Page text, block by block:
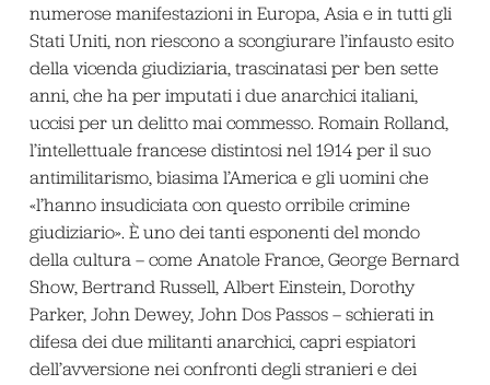
numerose manifestazioni in Europa, Asia e in tutti gli
Stati Uniti, non riescono a scongiurare l’infausto esito
della vicenda giudiziaria, trascinatasi per ben sette
anni, che ha per imputati i due anarchici italiani,
uccisi per un delitto mai commesso. Romain Rolland,
l’intellettuale francese distintosi nel 1914 per il suo
antimilitarismo, biasima l’America e gli uomini che
«l’hanno insudiciata con questo orribile crimine
giudiziario». È uno dei tanti esponenti del mondo
della cultura – come Anatole France, George Bernard
Show, Bertrand Russell, Albert Einstein, Dorothy
Parker, John Dewey, John Dos Passos – schierati in
difesa dei due militanti anarchici, capri espiatori
dell’avversione nei confronti degli stranieri e dei